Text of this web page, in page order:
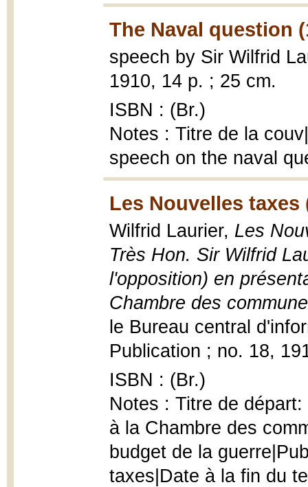
The Naval question
speech by Sir Wilfrid
1910, 14 p. ; 25 cm.
ISBN : (Br.)
Notes : Titre de la
speech on the naval
Les Nouvelles taxes
Wilfrid Laurier, Les
Très Hon. Sir Wilfrid
l'opposition) en
Chambre des
le Bureau central
Publication ; no. 18,
ISBN : (Br.)
Notes : Titre de
à la Chambre des
budget de la
taxes|Date à la fin du